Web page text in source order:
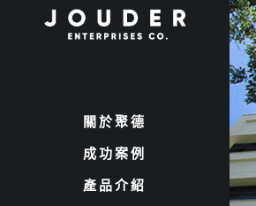
關於聚德
成功案例
產品介紹